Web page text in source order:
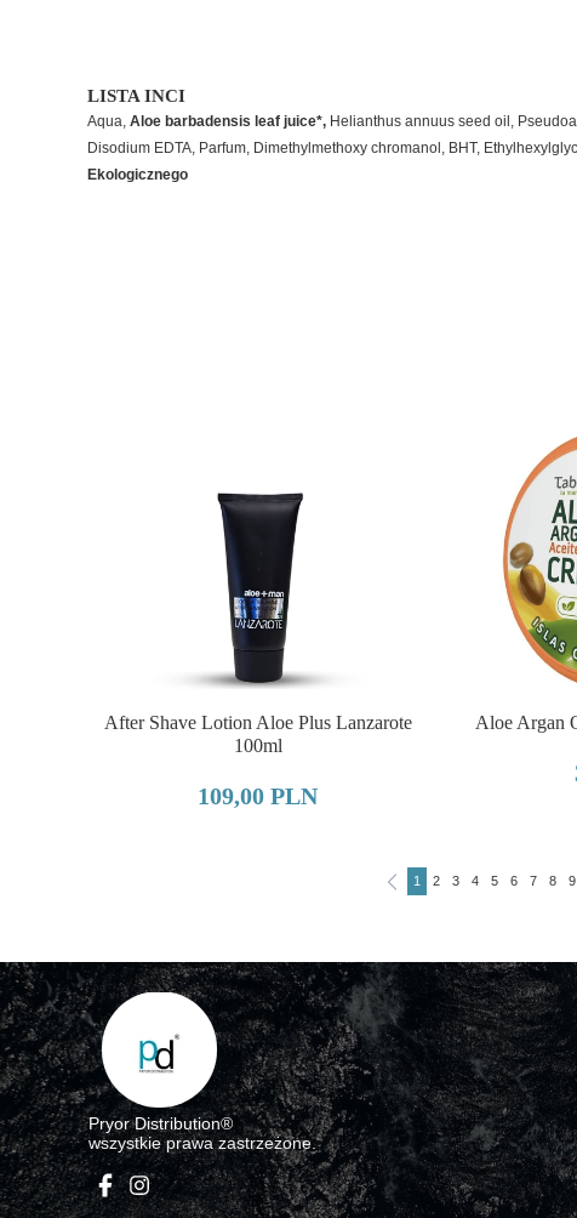
LISTA INCI
Aqua, Aloe barbadensis leaf juice*, Helianthus annuus seed oil,
Disodium EDTA, Parfum, Dimethylmethoxy chromanol, BHT,
Ekologicznego
After Shave Lotion Aloe Plus Lanzarote
100ml
109,00 PLN
Aloe Argan
1 2 3 4 5 6 7 8 9
Pryor Distribution®
wszystkie prawa zastrzeżone.